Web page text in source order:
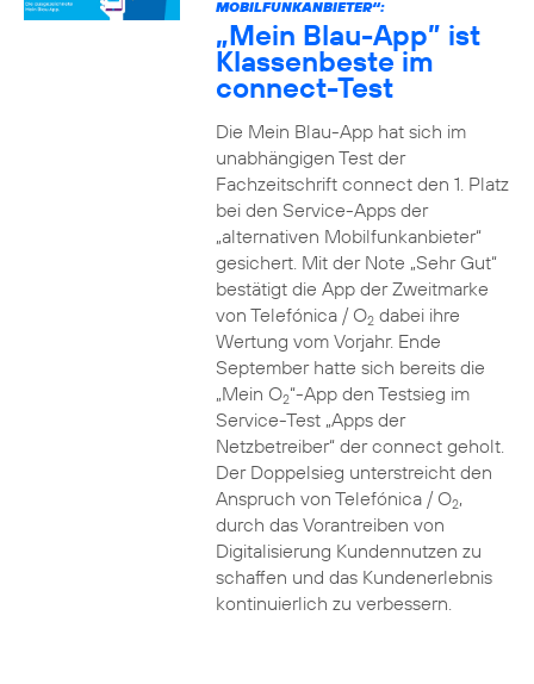
MOBILFUNKANBIETER“:
„Mein Blau-App” ist
Klassenbeste im
connect-Test
Die Mein Blau-App hat sich im
unabhängigen Test der
Fachzeitschrift connect den 1. Platz
bei den Service-Apps der
„alternativen Mobilfunkanbieter“
gesichert. Mit der Note „Sehr Gut“
bestätigt die App der Zweitmarke
von Telefónica / O2dabei ihre
Wertung vom Vorjahr. Ende
September hatte sich bereits die
„Mein O2“-App den Testsieg im
Service-Test „Apps der
Netzbetreiber“ der connect geholt.
Der Doppelsieg unterstreicht den
Anspruch von Telefónica / O2,
durch das Vorantreiben von
Digitalisierung Kundennutzen zu
schaffen und das Kundenerlebnis
kontinuierlich zu verbessern.